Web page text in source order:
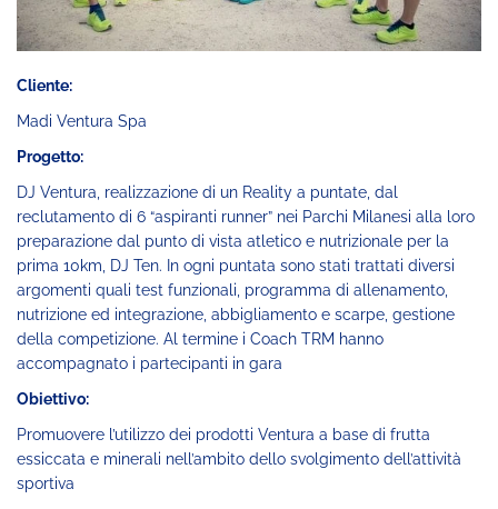
Cliente:
Madi Ventura Spa
Progetto:
DJ Ventura, realizzazione di un Reality a puntate, dal
reclutamento di 6 “aspiranti runner” nei Parchi Milanesi alla loro
preparazione dal punto di vista atletico e nutrizionale per la
prima 10km, DJ Ten. In ogni puntata sono stati trattati diversi
argomenti quali test funzionali, programma di allenamento,
nutrizione ed integrazione, abbigliamento e scarpe, gestione
della competizione. Al termine i Coach TRM hanno
accompagnato i partecipanti in gara
Obiettivo:
Promuovere l’utilizzo dei prodotti Ventura a base di frutta
essiccata e minerali nell’ambito dello svolgimento dell’attività
sportiva